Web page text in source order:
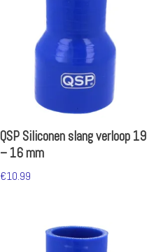
QSP Siliconen slang verloop 19
– 16 mm
€10.99